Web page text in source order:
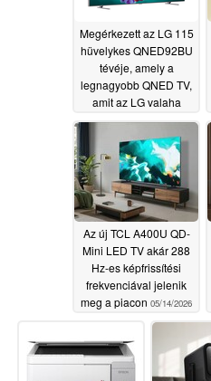
Megérkezett az LG 115
hüvelykes QNED92BU
tévéje, amely a
legnagyobb QNED TV,
amit az LG valaha
készített05/14/2026
Az új TCL A400U QD-
Mini LED TV akár 288
Hz-es képfrissítési
frekvenciával jelenik
meg a piacon 05/14/2026